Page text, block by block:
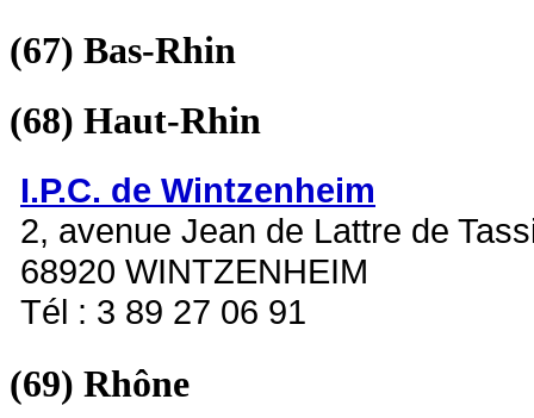
(67) Bas-Rhin
(68) Haut-Rhin
I.P.C. de Wintzenheim
2, avenue Jean de Lattre de
68920 WINTZENHEIM
Tél : 3 89 27 06 91
(69) Rhône